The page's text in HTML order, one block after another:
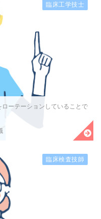
ーテーションしていることで
臨床工学技士
臨床検査技師